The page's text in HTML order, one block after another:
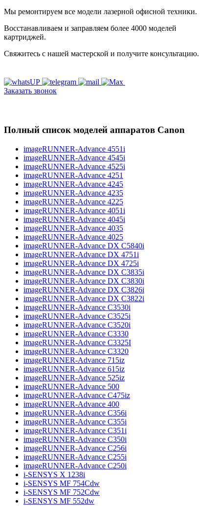
Мы ремонтируем все модели лазерной офисной техники.
Восстанавливаем и заправляем более 4000 моделей
картриджей.
Свяжитесь с нашей мастерской и получите консультацию.
Заказать звонок
Полный список моделей аппаратов Canon
imageRUNNER-Advance 4551i
imageRUNNER-Advance 4545i
imageRUNNER-Advance 4525i
imageRUNNER-Advance 4251
imageRUNNER-Advance 4245
imageRUNNER-Advance 4235
imageRUNNER-Advance 4225
imageRUNNER-Advance 4051i
imageRUNNER-Advance 4045i
imageRUNNER-Advance 4035
imageRUNNER-Advance 4025
imageRUNNER-Advance DX C5840i
imageRUNNER-Advance DX 4751i
imageRUNNER-Advance DX 4725i
imageRUNNER-Advance DX C3835i
imageRUNNER-Advance DX C3830i
imageRUNNER-Advance DX C3826i
imageRUNNER-Advance DX C3822i
imageRUNNER-Advance C3530i
imageRUNNER-Advance C3525i
imageRUNNER-Advance C3520i
imageRUNNER-Advance C3330
imageRUNNER-Advance C3325I
imageRUNNER-Advance C3320
imageRUNNER-Advance 715iz
imageRUNNER-Advance 615iz
imageRUNNER-Advance 525iz
imageRUNNER-Advance 500
imageRUNNER-Advance C475iz
imageRUNNER-Advance 400
imageRUNNER-Advance C356i
imageRUNNER-Advance C355i
imageRUNNER-Advance C351i
imageRUNNER-Advance C350i
imageRUNNER-Advance C256i
imageRUNNER-Advance C255i
imageRUNNER-Advance C250i
i-SENSYS X 1238i
i-SENSYS MF 754Cdw
i-SENSYS MF 752Cdw
i-SENSYS MF 552dw